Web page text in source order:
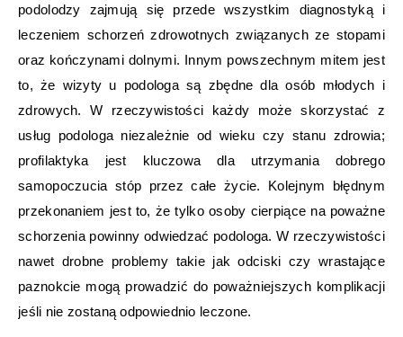
podolodzy zajmują się przede wszystkim diagnostyką i
leczeniem schorzeń zdrowotnych związanych ze stopami
oraz kończynami dolnymi. Innym powszechnym mitem jest
to, że wizyty u podologa są zbędne dla osób młodych i
zdrowych. W rzeczywistości każdy może skorzystać z
usług podologa niezależnie od wieku czy stanu zdrowia;
profilaktyka jest kluczowa dla utrzymania dobrego
samopoczucia stóp przez całe życie. Kolejnym błędnym
przekonaniem jest to, że tylko osoby cierpiące na poważne
schorzenia powinny odwiedzać podologa. W rzeczywistości
nawet drobne problemy takie jak odciski czy wrastające
paznokcie mogą prowadzić do poważniejszych komplikacji
jeśli nie zostaną odpowiednio leczone.